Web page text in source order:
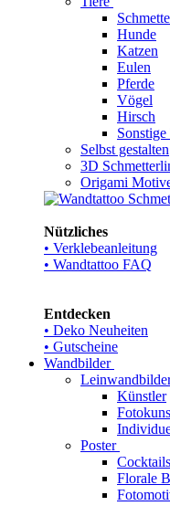
Hunde
Katzen
Eulen
Pferde
Vögel
Hirsch
Sonstige
Selbst gestalten
3D
Origami
Nützliches
• Verklebeanleitung
• Wandtattoo FAQ
Entdecken
• Deko Neuheiten
• Gutscheine
Wandbilder
Künstler
Poster
Cocktails
Florale